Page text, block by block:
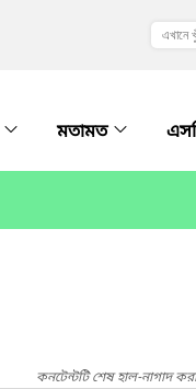
মতামত
কনটেন্টটি শেষ হাল-নাগাদ